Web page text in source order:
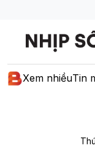
Xem nhiềuTin